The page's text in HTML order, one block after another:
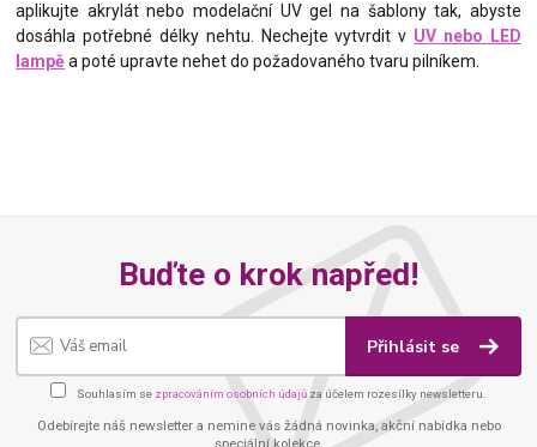
aplikujte akrylát nebo modelační UV gel na šablony tak, abyste
dosáhla potřebné délky nehtu. Nechejte vytvrdit v UV nebo LED
lampěa poté upravte nehet do požadovaného tvaru pilníkem.
Buďte o krok napřed!
Přihlásit se
Souhlasím se zpracováním osobních údajů za účelem rozesílky newsletteru.
Odebírejte náš newsletter a nemine vás žádná novinka, akční nabídka nebo
speciální kolekce.